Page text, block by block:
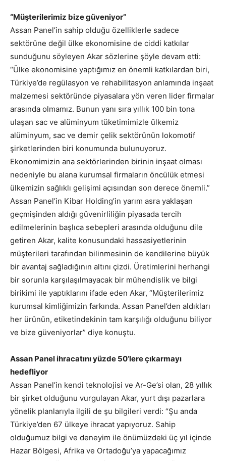
“Müşterilerimiz bize güveniyor”
Assan Panel’in sahip olduğu özelliklerle sadece
sektörüne değil ülke ekonomisine de ciddi katkılar
sunduğunu söyleyen Akar sözlerine şöyle devam etti:
“Ülke ekonomisine yaptığımız en önemli katkılardan biri,
Türkiye’de regülasyon ve rehabilitasyon anlamında inşaat
malzemesi sektöründe piyasalara yön veren lider firmalar
arasında olmamız. Bunun yanı sıra yıllık 100 bin tona
ulaşan sac ve alüminyum tüketimimizle ülkemiz
alüminyum, sac ve demir çelik sektörünün lokomotif
şirketlerinden biri konumunda bulunuyoruz.
Ekonomimizin ana sektörlerinden birinin inşaat olması
nedeniyle bu alana kurumsal firmaların öncülük etmesi
ülkemizin sağlıklı gelişimi açısından son derece önemli.”
Assan Panel’in Kibar Holding’in yarım asra yaklaşan
geçmişinden aldığı güvenirliliğin piyasada tercih
edilmelerinin başlıca sebepleri arasında olduğunu dile
getiren Akar, kalite konusundaki hassasiyetlerinin
müşterileri tarafından bilinmesinin de kendilerine büyük
bir avantaj sağladığının altını çizdi. Üretimlerini herhangi
bir sorunla karşılaşılmayacak bir mühendislik ve bilgi
birikimi ile yaptıklarını ifade eden Akar, “Müşterilerimiz
kurumsal kimliğimizin farkında. Assan Panel’den aldıkları
her ürünün, etiketindekinin tam karşılığı olduğunu biliyor
ve bize güveniyorlar” diye konuştu.
Assan Panel ihracatını yüzde 50’lere çıkarmayı
hedefliyor
Assan Panel’in kendi teknolojisi ve Ar-Ge’si olan, 28 yıllık
bir şirket olduğunu vurgulayan Akar, yurt dışı pazarlara
yönelik planlarıyla ilgili de şu bilgileri verdi: “Şu anda
Türkiye’den 67 ülkeye ihracat yapıyoruz. Sahip
olduğumuz bilgi ve deneyim ile önümüzdeki üç yıl içinde
Hazar Bölgesi, Afrika ve Ortadoğu’ya yapacağımız